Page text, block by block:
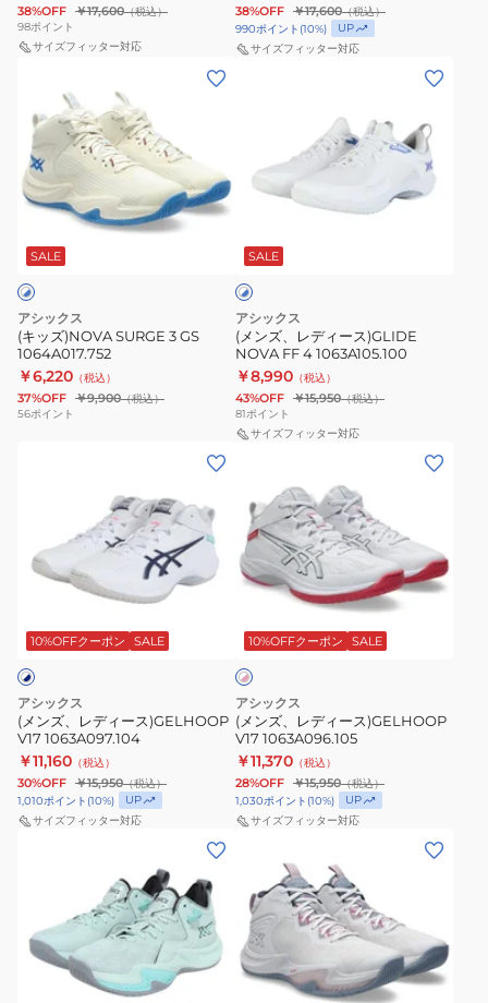
38%OFF ￥17,600（税込）
98ポイント
サイズフィッター対応
38%OFF ￥17,600（税込）
990ポイント (10%)
UP
サイズフィッター対応
ズ)NOVA
SURGE
3
GS
1064A017.752
SALE
アシックス
(キッズ)NOVA SURGE 3 GS
1064A017.752
￥6,220 （税込）
37%OFF ￥9,900（税込）
56ポイント
ス)GLIDE
NOVA
FF
4
1063A105.100
SALE
ホ
ブ
ル
ー
アシックス
(メンズ、レディース)GLIDE
NOVA FF 4 1063A105.100
￥8,990 （税込）
43%OFF ￥15,950（税込）
81ポイント
サイズフィッター対応
デ
ス)GELHOOP
V17
1063A097.104
10%OFFクーポン SALE
アシックス
(メンズ、レディース)GELHOOP
V17 1063A097.104
￥11,160 （税込）
30%OFF ￥15,950（税込）
1,010ポイント (10%)
UP
サイズフィッター対応
ズ、
レ
デ
ィ
ス)GELHOOP
V17
1063A096.105
10%OFFクーポン SALE
ホ
ワ
イ
ピ
ン
ク
アシックス
(メンズ、レディース)GELHOOP
V17 1063A096.105
￥11,370 （税込）
28%OFF ￥15,950（税込）
1,030ポイント (10%)
UP
サイズフィッター対応
デ
ズ、
レ
デ
ィ
ホ